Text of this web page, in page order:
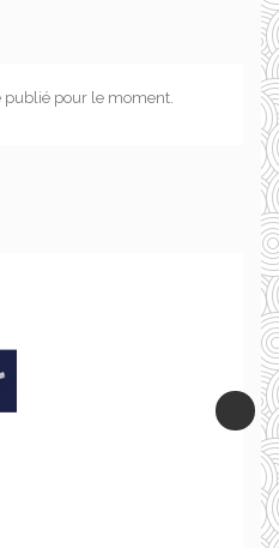
pour le moment.